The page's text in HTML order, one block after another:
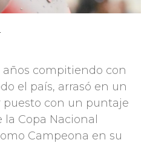
años compitiendo con
el país, arrasó en un
con un puntaje
Copa Nacional
Campeona en su